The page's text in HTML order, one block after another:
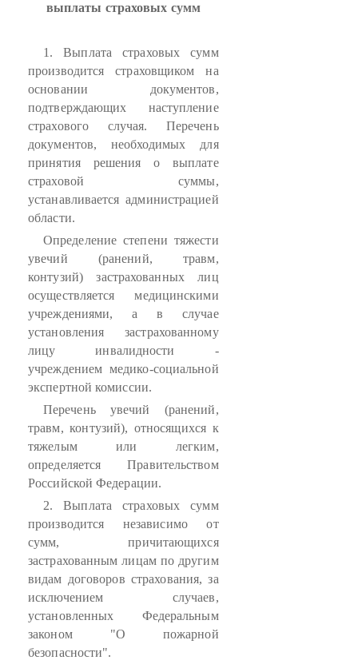
выплаты страховых сумм
1. Выплата страховых сумм
производится страховщиком на
основании документов,
подтверждающих наступление
страхового случая. Перечень
документов, необходимых для
принятия решения о выплате
страховой суммы,
устанавливается администрацией
области.
Определение степени тяжести
увечий (ранений, травм,
контузий) застрахованных лиц
осуществляется медицинскими
учреждениями, а в случае
установления застрахованному
лицу инвалидности -
учреждением медико-социальной
экспертной комиссии.
Перечень увечий (ранений,
травм, контузий), относящихся к
тяжелым или легким,
определяется Правительством
Российской Федерации.
2. Выплата страховых сумм
производится независимо от
сумм, причитающихся
застрахованным лицам по другим
видам договоров страхования, за
исключением случаев,
установленных Федеральным
законом "О пожарной
безопасности".